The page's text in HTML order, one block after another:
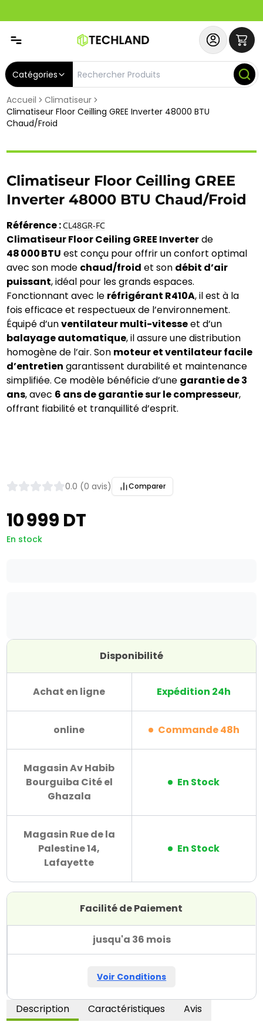
Catégories
Accueil
Climatiseur
Climatiseur Floor Ceilling GREE Inverter 48000 BTU
Chaud/Froid
Climatiseur Floor Ceilling GREE
Inverter 48000 BTU Chaud/Froid
Référence : CL48GR-FC
Climatiseur Floor Ceiling GREE Inverter
48 000 BTU est conçu pour offrir un confort optimal
avec son mode chaud/froid et son débit d’air
puissant, idéal pour les grands espaces.
Fonctionnant avec le réfrigérant R410A, il est à la
fois efficace et respectueux de l’environnement.
Équipé d’un ventilateur multi-vitesse
balayage automatique, il assure une distribution
homogène de l’air. Son moteur et ventilateur facile
d’entretien garantissent durabilité et maintenance
simplifiée. Ce modèle bénéficie d’une garantie de 3
ans, avec 6 ans de garantie sur le compresseur,
offrant fiabilité et tranquillité d’esprit.
0.0 (0 avis) Comparer
10 999 DT
En stock
Disponibilité
Achat en ligne Expédition 24h
online Commande 48h
Magasin Av Habib
Bourguiba Cité el
Ghazala
En Stock
Magasin Rue de la
Palestine 14,
Lafayette
En Stock
Facilité de Paiement
jusqu'a 36 mois
Voir Conditions
Description Caractéristiques Avis